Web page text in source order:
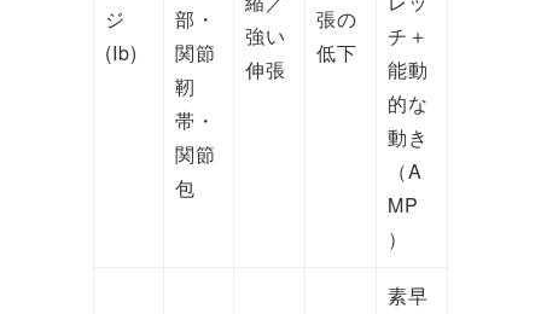
ジ
(Ib)
部・
関節
靭
帯・
関節
包
強い
伸張
張の
低下
チ＋
能動
的な
動き
（A
MP
）
素早